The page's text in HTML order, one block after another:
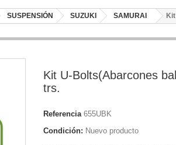
SUSPENSIÓN SUZUKI SAMURAI
Kit U-Bolts(Abarcones
trs.
Referencia 655UBK
Condición: Nuevo producto